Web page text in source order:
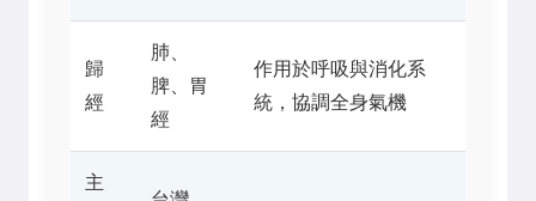
歸
經
肺、
脾、胃
經
作用於呼吸與消化系
統，協調全身氣機
主